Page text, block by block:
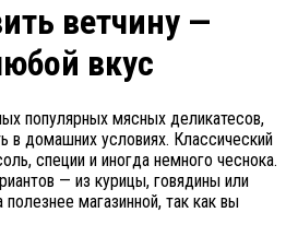
ветчину —
вкус
популярных мясных деликатесов,
в домашних условиях. Классический
специи и иногда немного чеснока.
— из курицы, говядины или
магазинной, так как вы